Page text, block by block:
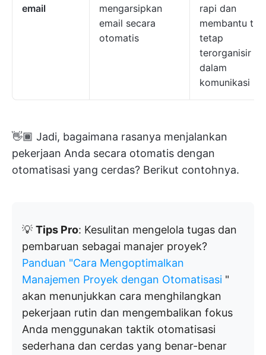
email
mengarsipkan
email secara
otomatis
rapi dan
membantu tim
tetap
terorganisir
dalam
komunikasi
👋🏾 Jadi, bagaimana rasanya menjalankan
pekerjaan Anda secara otomatis dengan
otomatisasi yang cerdas? Berikut contohnya.
💡 Tips Pro: Kesulitan mengelola tugas dan
pembaruan sebagai manajer proyek?
Panduan "Cara Mengoptimalkan
Manajemen Proyek dengan Otomatisasi "
akan menunjukkan cara menghilangkan
pekerjaan rutin dan mengembalikan fokus
Anda menggunakan taktik otomatisasi
sederhana dan cerdas yang benar-benar